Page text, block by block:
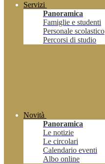
Servizi
Panoramica
Famiglie e studenti
Personale scolastico
Percorsi di studio
Novità
Panoramica
Le notizie
Le circolari
Calendario eventi
Albo online